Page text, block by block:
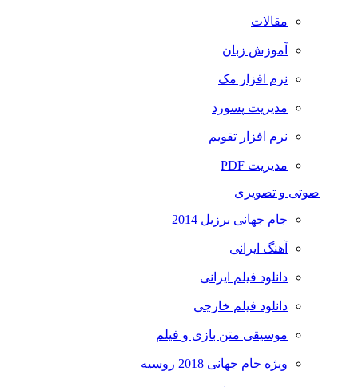
مقالات
آموزش زبان
نرم افزار مک
مدیریت پسورد
نرم افزار تقویم
مدیریت PDF
صوتی و تصویری
جام جهانی برزیل 2014
آهنگ ایرانی
دانلود فیلم ایرانی
دانلود فیلم خارجی
موسیقی متن بازی و فیلم
ویژه جام جهانی 2018 روسیه